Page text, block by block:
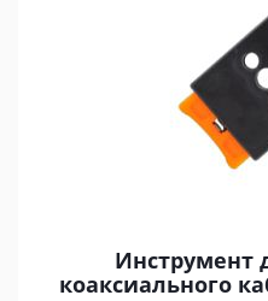
Инструмент
коаксиального